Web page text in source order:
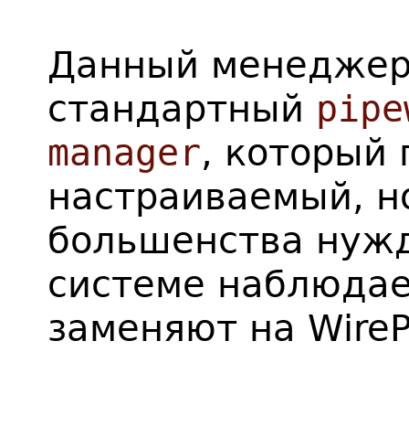
Данный
стандартный
manager, который
настраиваемый,
большенства
системе
заменяют на